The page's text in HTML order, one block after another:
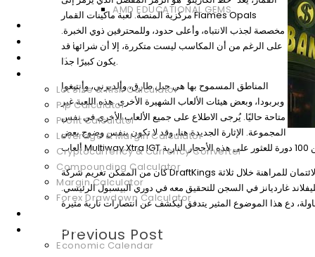
AMD EDUCATIONAL GEMS
WEBINARS
DOWNLOADS
GLOSSARY
Lot Size & Risk Calculator
Pip Calculator
Profit Calculator
Leverage & Margin Calculator
Cryptocurrency & Currency Converter
Compounding Calculator
Margin Calculator
Forex Drawdown Calculator
CALENDARS
Economic Calendar
مركزية المنصة. لعبة ماكينات القمار Flames Opals
مخصصة لجذب الانتباه، وأعلى حدود، وللمحترفين ذوي الخبرة.
على الرغم من أن المكاسب ليست متكررة، إلا أن شرائها قد
يكون كبيرًا جدًا.
المناطق المسموح بها هي جبل طارق، وألديرني، وأنتيغوا
وبربودا، وبعض هيئات الألعاب الشهيرة الأخرى. هذه اللعبة غير
متاحة حاليًا. يُرجى الاطلاع على جميع الألعاب الأخرى في نفس
المجموعة. الإثارة الجديدة هنا، وقد لا تكون بنفس وضوح بعض
كان من الممكن تغريم شركة DraftKings مبلغ 450,000 دولار أمريكي في ولاية ماساتشوستس لسماحها للمراهنين باستخدام بطاقات الائتمان للمراهنة خلال ثلاثة
غارديانز في السجن للتحقيق معه في دوري البيسبول الرئيسي.
Previous Post